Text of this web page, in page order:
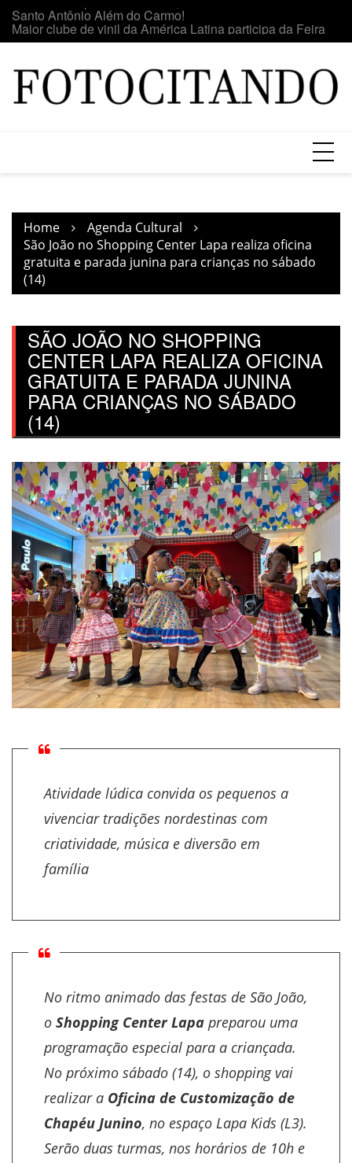
Skip
content
Maior clube de vinil da América Latina participa da Feira
do Vinil no Shopping Center Lapa
Home
Agenda Cultural
São João no Shopping Center Lapa realiza oficina
gratuita e parada junina para crianças no sábado
(14)
SÃO JOÃO NO SHOPPING
CENTER LAPA REALIZA OFICINA
GRATUITA E PARADA JUNINA
PARA CRIANÇAS NO SÁBADO
(14)
Atividade lúdica convida os pequenos a
vivenciar tradições nordestinas com
criatividade, música e diversão em
família
No ritmo animado das festas de São João,
o Shopping Center Lapa preparou uma
programação especial para a criançada.
No próximo sábado (14), o shopping vai
realizar a Oficina de Customização de
Chapéu Junino, no espaço Lapa Kids (L3).
Serão duas turmas, nos horários de 10h e